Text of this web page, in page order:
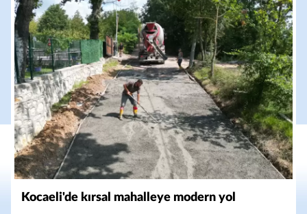
Kocaeli'de kırsal mahalleye modern yol